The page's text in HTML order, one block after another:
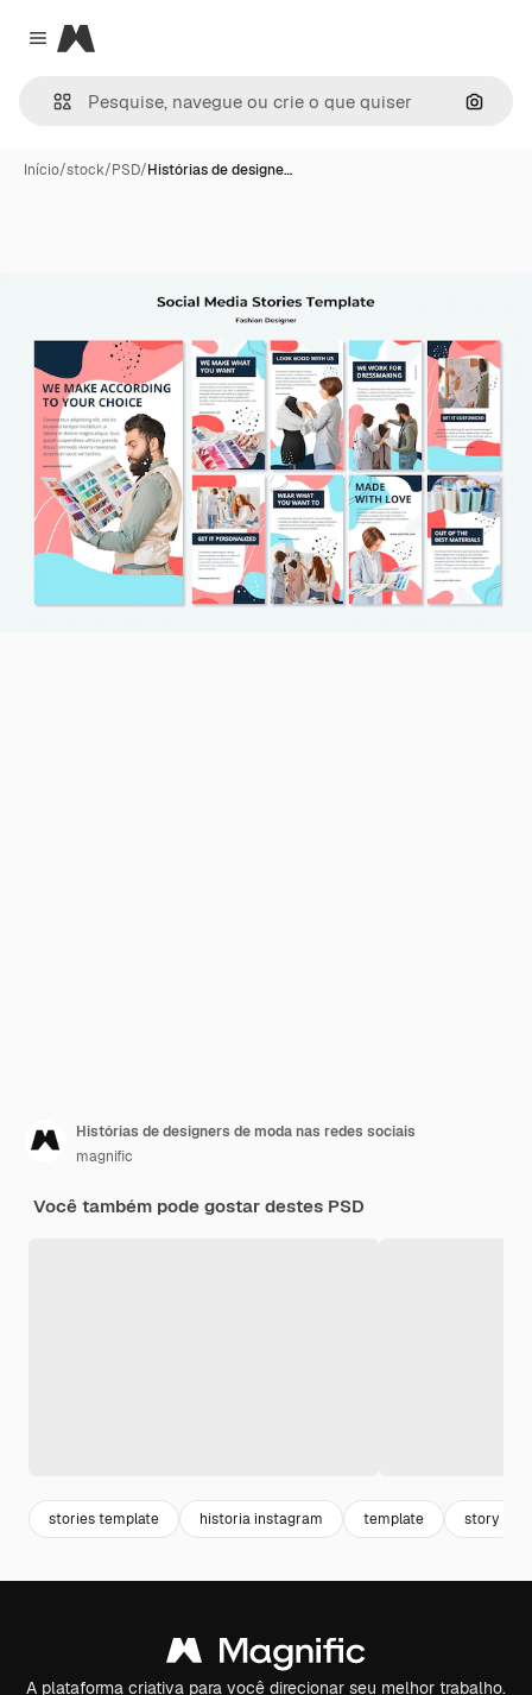
Close menu
Magnific
Início/stock/PSD/Histórias de designe…
Histórias de designers de moda nas redes sociais
magnific
Você também pode gostar destes PSD
stories template historia instagram template story
A plataforma criativa para você direcionar seu melhor trabalho.